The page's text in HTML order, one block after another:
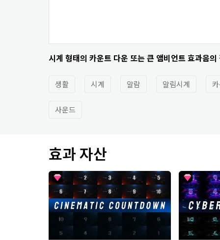
시계 형태의 카운트 다운 또는 큰 앰비언트 효과음의
생활 시계 알람 알림시계
사운드
효과 자산